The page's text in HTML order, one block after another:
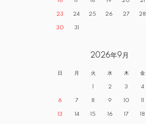
23 24 25 26 27 28
30 31
2026年9月
日 月 火 水 木 金
1 2 3 4
6 7 8 9 10 11
13 14 15 16 17 18